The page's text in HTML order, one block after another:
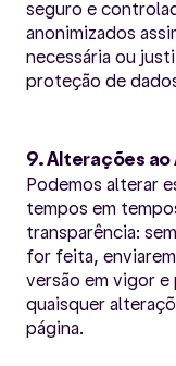
seguro e
anonimizados
necessária ou
proteção de
9. Alterações ao
Podemos alterar
tempos em
transparência:
for feita,
versão em vigor
quaisquer
página.